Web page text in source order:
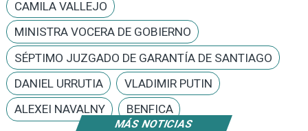
MÁS NOTICIAS
CAMILA VALLEJO
MINISTRA VOCERA DE GOBIERNO
SÉPTIMO JUZGADO DE GARANTÍA DE SANTIAGO
DANIEL URRUTIA
VLADIMIR PUTIN
ALEXEI NAVALNY
BENFICA